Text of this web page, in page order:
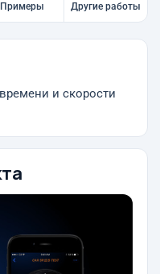
Примеры Другие работы
и скорости